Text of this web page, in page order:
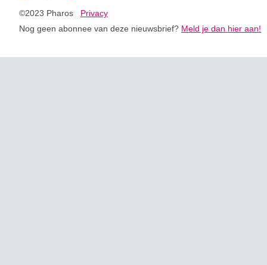
©2023 Pharos Privacy
Nog geen abonnee van deze nieuwsbrief? Meld je dan hier aan!